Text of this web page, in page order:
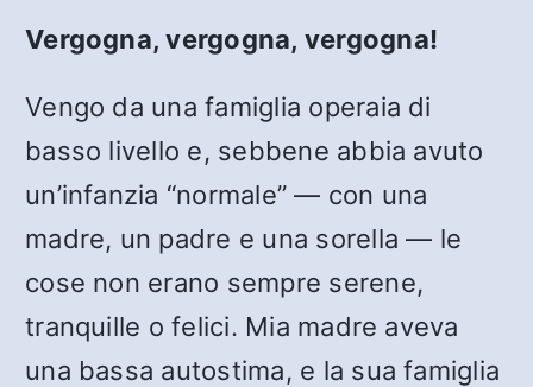
Vergogna, vergogna, vergogna!
Vengo da una famiglia operaia di
basso livello e, sebbene abbia avuto
un’infanzia “normale” — con una
madre, un padre e una sorella — le
cose non erano sempre serene,
tranquille o felici. Mia madre aveva
una bassa autostima, e la sua famiglia